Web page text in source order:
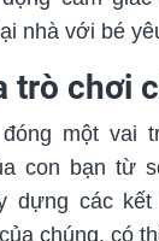
nhà với bé
trò chơi
một vai
con bạn từ
dựng các
chúng, có